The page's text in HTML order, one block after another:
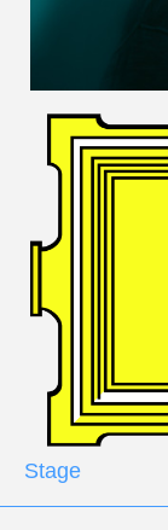
Stage